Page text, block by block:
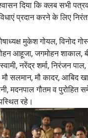
दिया कि क्लब सभी
प्रदान करने के लिए
मुकेश गोयल, विनोद
आहूजा, जगमोहन शाकाल,
नरेंद्र शर्मा, निरंजन पाल,
सलमान, मौ कादर, आबिद
मदनपाल गौतम व पुरोहित
रहे।